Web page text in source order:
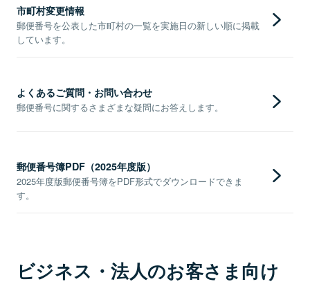
市町村変更情報
郵便番号を公表した市町村の一覧を実施日の新しい順に掲載
しています。
よくあるご質問・お問い合わせ
郵便番号に関するさまざまな疑問にお答えします。
郵便番号簿PDF（2025年度版）
2025年度版郵便番号簿をPDF形式でダウンロードできま
す。
ビジネス・法人のお客さま向け